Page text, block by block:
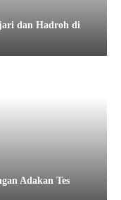
dan Hadroh di
Adakan Tes